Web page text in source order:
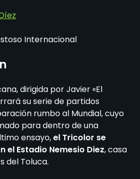
Internacional
dirigida por Javier «El
su serie de partidos
rumbo al Mundial, cuyo
para dentro de una
ensayo,el Tricolor se
el Estadio Nemesio Diez, casa
del Toluca.